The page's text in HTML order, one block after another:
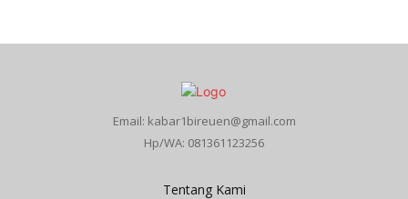
Email: kabar1bireuen@gmail.com
Hp/WA: 081361123256
Tentang Kami